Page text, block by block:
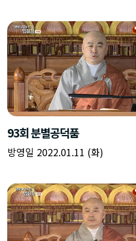
93회 분별공덕품
방영일 2022.01.11 (화)